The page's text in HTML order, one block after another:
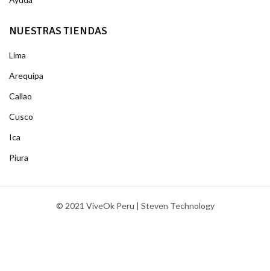
NUESTRAS TIENDAS
Lima
Arequipa
Callao
Cusco
Ica
Piura
© 2021 ViveOk Peru | Steven Technology